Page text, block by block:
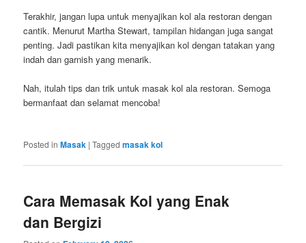
Terakhir, jangan lupa untuk menyajikan kol ala restoran dengan
cantik. Menurut Martha Stewart, tampilan hidangan juga sangat
penting. Jadi pastikan kita menyajikan kol dengan tatakan yang
indah dan garnish yang menarik.
Nah, itulah tips dan trik untuk masak kol ala restoran. Semoga
bermanfaat dan selamat mencoba!
Posted in Masak |Tagged masak kol
Cara Memasak Kol yang Enak
dan Bergizi